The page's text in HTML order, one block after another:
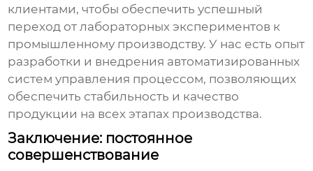
клиентами, чтобы обеспечить успешный
переход от лабораторных экспериментов к
промышленному производству. У нас есть опыт
разработки и внедрения автоматизированных
систем управления процессом, позволяющих
обеспечить стабильность и качество
продукции на всех этапах производства.
Заключение: постоянное
совершенствование